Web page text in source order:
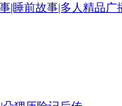
|睡前故事|多人精品广